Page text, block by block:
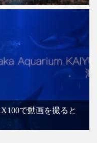
で動画を撮ると